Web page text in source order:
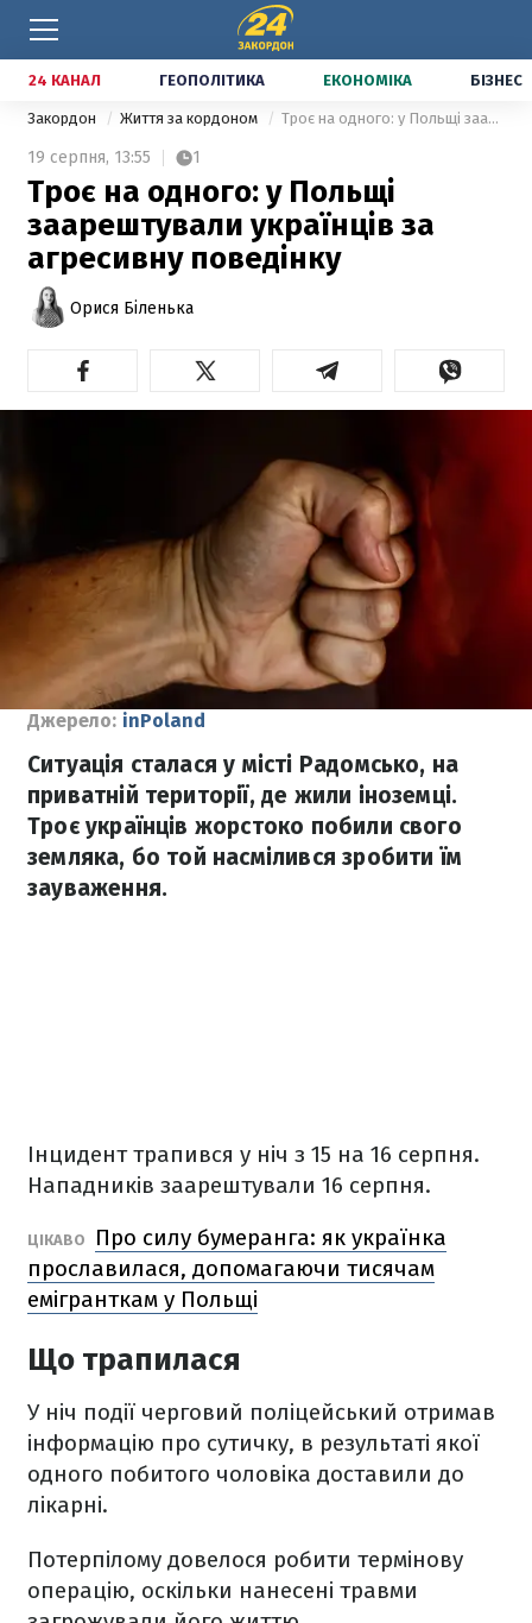
24 КАНАЛ ГЕОПОЛІТИКА ЕКОНОМІКА БІЗНЕС
Закордон Життя за кордоном Троє на одного: у Польщі заарештували українців за агресивну поведінку
19 серпня, 13:55 1
Троє на одного: у Польщі
заарештували українців за
агресивну поведінку
Орися Біленька
Джерело: inPoland
Ситуація сталася у місті Радомсько, на
приватній території, де жили іноземці.
Троє українців жорстоко побили свого
земляка, бо той насмілився зробити їм
зауваження.
Інцидент трапився у ніч з 15 на 16 серпня.
Нападників заарештували 16 серпня.
ЦІКАВО
Про силу бумеранга: як українка
прославилася, допомагаючи тисячам
емігранткам у Польщі
Що трапилася
У ніч події черговий поліцейський отримав
інформацію про сутичку, в результаті якої
одного побитого чоловіка доставили до
лікарні.
Потерпілому довелося робити термінову
операцію, оскільки нанесені травми